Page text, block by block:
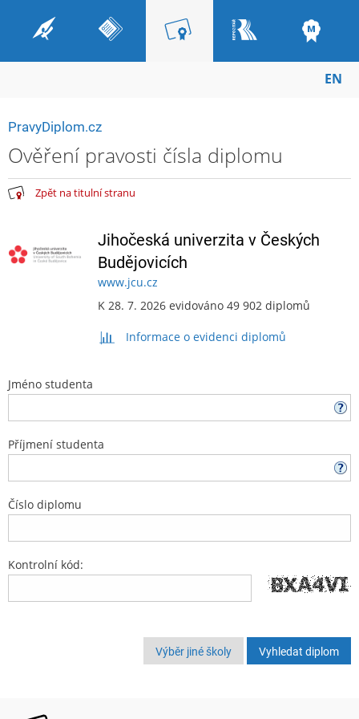
EN
PravyDiplom.cz
Ověření pravosti čísla diplomu
Zpět na titulní stranu
Jihočeská univerzita v Českých
Budějovicích
www.jcu.cz
K 28. 7. 2026 evidováno 49 902 diplomů
Informace o evidenci diplomů
Jméno studenta
Příjmení studenta
Číslo diplomu
Kontrolní kód:
Výběr jiné školy